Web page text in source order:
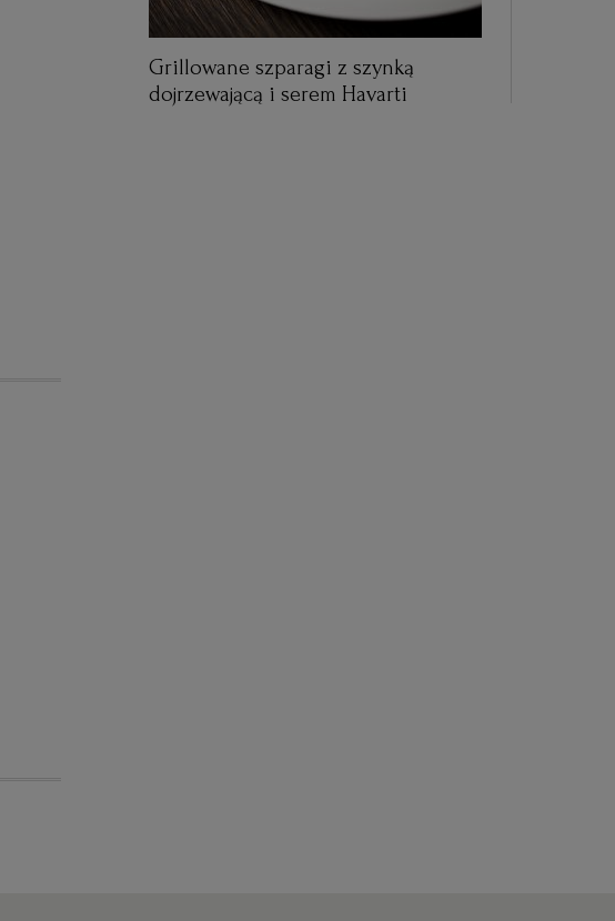
Grillowane szparagi z szynką
dojrzewającą i serem Havarti